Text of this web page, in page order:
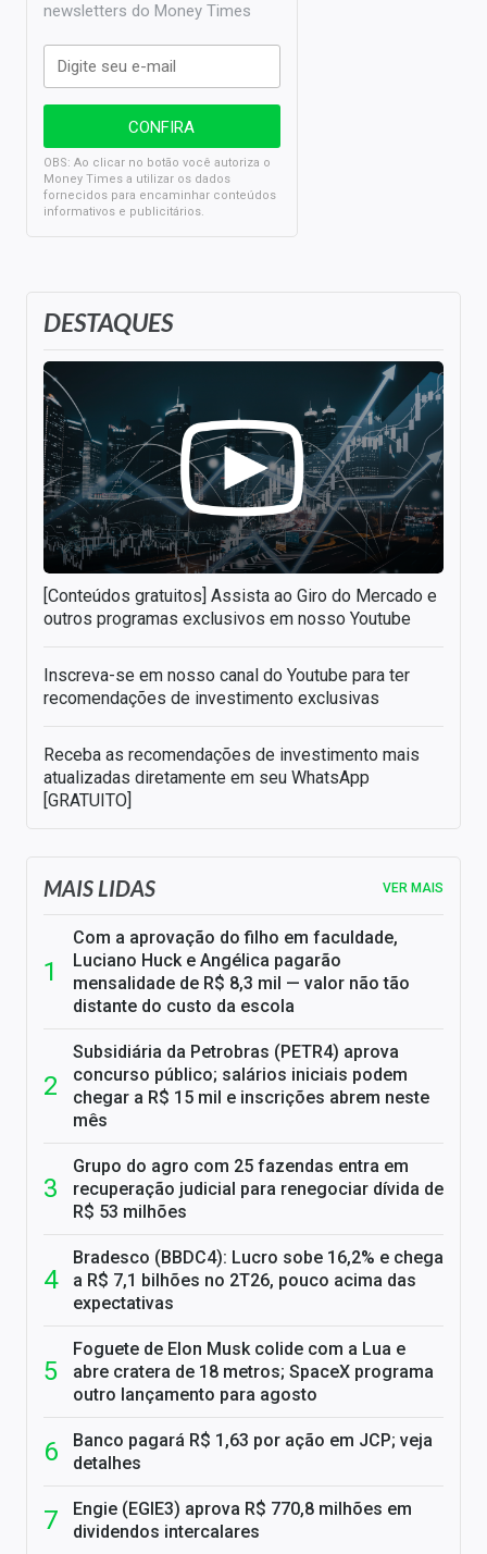
DESTAQUES
[Conteúdos gratuitos] Assista ao Giro do Mercado e
outros programas exclusivos em nosso Youtube
Inscreva-se em nosso canal do Youtube para ter
recomendações de investimento exclusivas
Receba as recomendações de investimento mais
atualizadas diretamente em seu WhatsApp
[GRATUITO]
newsletters do Money Times
OBS: Ao clicar no botão você autoriza o
Money Times a utilizar os dados
fornecidos para encaminhar conteúdos
informativos e publicitários.
MAIS LIDAS VER MAIS
Com a aprovação do filho em faculdade,
Luciano Huck e Angélica pagarão
mensalidade de R$ 8,3 mil — valor não tão
distante do custo da escola
Subsidiária da Petrobras (PETR4) aprova
concurso público; salários iniciais podem
chegar a R$ 15 mil e inscrições abrem neste
mês
Grupo do agro com 25 fazendas entra em
recuperação judicial para renegociar dívida de
R$ 53 milhões
Bradesco (BBDC4): Lucro sobe 16,2% e chega
a R$ 7,1 bilhões no 2T26, pouco acima das
expectativas
Foguete de Elon Musk colide com a Lua e
abre cratera de 18 metros; SpaceX programa
outro lançamento para agosto
Banco pagará R$ 1,63 por ação em JCP; veja
detalhes
Engie (EGIE3) aprova R$ 770,8 milhões em
dividendos intercalares